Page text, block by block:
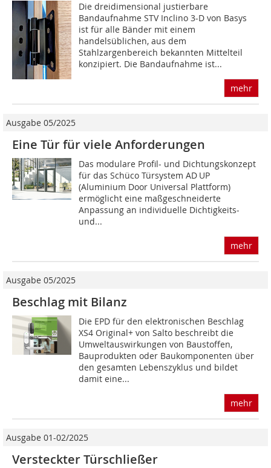
Die dreidimensional justierbare
Bandaufnahme STV Inclino 3-D von Basys
ist für alle Bänder mit einem
handelsüblichen, aus dem
Stahlzargenbereich bekannten Mittelteil
konzipiert. Die Bandaufnahme ist...
mehr
Ausgabe 05/2025
Eine Tür für viele Anforderungen
Das modulare Profil- und Dichtungskonzept
für das Schüco Türsystem AD UP
(Aluminium Door Universal Plattform)
ermöglicht eine maßgeschneiderte
Anpassung an individuelle Dichtigkeits-
und...
mehr
Ausgabe 05/2025
Beschlag mit Bilanz
Die EPD für den elektronischen Beschlag
XS4 Original+ von Salto beschreibt die
Umweltauswirkungen von Baustoffen,
Bauprodukten oder Baukomponenten über
den gesamten Lebenszyklus und bildet
damit eine...
mehr
Ausgabe 01-02/2025
Versteckter Türschließer